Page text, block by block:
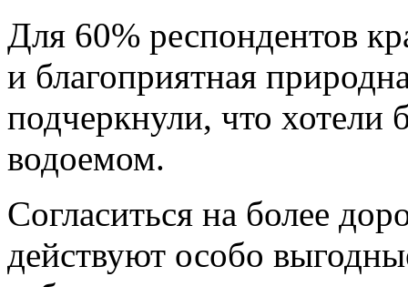
Для 60% респондентов
и благоприятная
подчеркнули, что
водоемом.
Согласиться на более
действуют особо